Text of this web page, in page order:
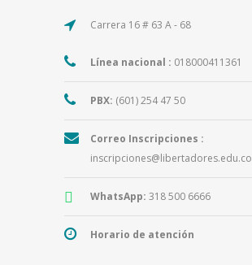
Carrera 16 # 63 A - 68
Línea nacional : 018000411361
PBX: (601) 254 47 50
Correo Inscripciones :
inscripciones@libertadores.edu.co
WhatsApp: 318 500 6666
Horario de atención